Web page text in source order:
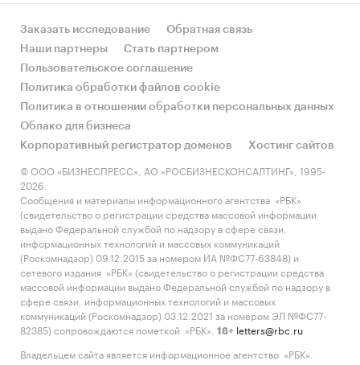
Заказать исследование
Обратная связь
Наши партнеры
Стать партнером
Пользовательское соглашение
Политика обработки файлов cookie
Политика в отношении обработки персональных данных
Облако для бизнеса
Корпоративный регистратор доменов
Хостинг сайтов
© ООО «БИЗНЕСПРЕСС», АО «РОСБИЗНЕСКОНСАЛТИНГ», 1995-
2026.
Сообщения и материалы информационного агентства «РБК»
(свидетельство о регистрации средства массовой информации
выдано Федеральной службой по надзору в сфере связи,
информационных технологий и массовых коммуникаций
(Роскомнадзор) 09.12.2015 за номером ИА №ФС77-63848) и
сетевого издания «РБК» (свидетельство о регистрации средства
массовой информации выдано Федеральной службой по надзору в
сфере связи, информационных технологий и массовых
коммуникаций (Роскомнадзор) 03.12.2021 за номером ЭЛ №ФС77-
82385) сопровождаются пометкой «РБК».
18+ letters@rbc.ru
Владельцем сайта является информационное агентство «РБК».